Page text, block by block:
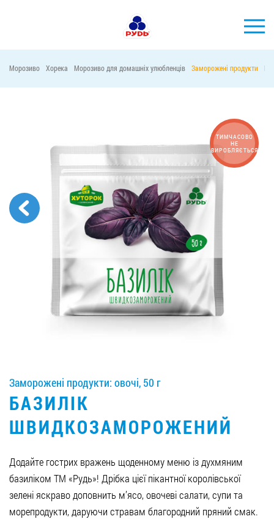
СПОЖИВАЧАМ
АКЦІЇ
ПРЕС-ЦЕНТР
ХОРЕКА
Тендерні закупівлі
Контакти
Вакансії
СТАТИ ПАРТНЕРОМ
0412 48 28 17
0412 42 29 23
Морозиво Хорека Морозиво для домашніх улюбленців Заморожені продукти
ТИМЧАСОВО
НЕ
ВИРОБЛЯЄТЬСЯ
Заморожені продукти: овочі, 50 г
БАЗИЛІК
ШВИДКОЗАМОРОЖЕНИЙ
Додайте гострих вражень щоденному меню із духмяним
базиліком ТМ «Рудь»! Дрібка цієї пікантної королівської
зелені яскраво доповнить м’ясо, овочеві салати, супи та
морепродукти, даруючи стравам благородний пряний смак.